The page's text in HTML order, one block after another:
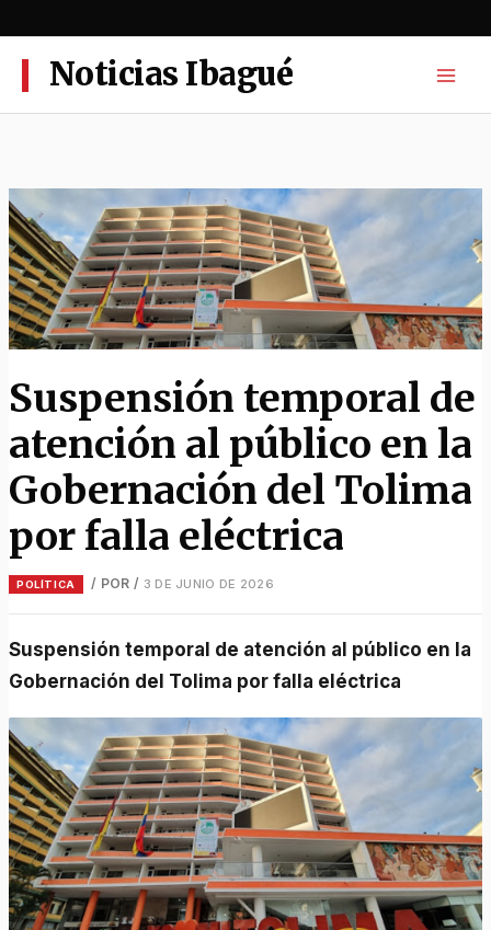
al
contenidoNoticias Ibagué
Suspensión temporal de
atención al público en la
Gobernación del Tolima
por falla eléctrica
POLÍTICA / POR / 3 DE JUNIO DE 2026
Suspensión temporal de atención al público en la
Gobernación del Tolima por falla eléctrica